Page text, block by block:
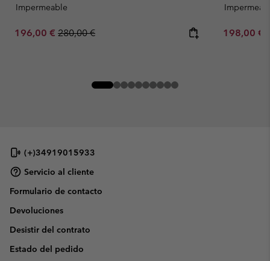
Impermeable
Sale price:
196,00 € Regular price:
280,00 € Sale price:
198,00 €
(+)34919015933
Servicio al cliente
Formulario de contacto
Devoluciones
Desistir del contrato
Estado del pedido